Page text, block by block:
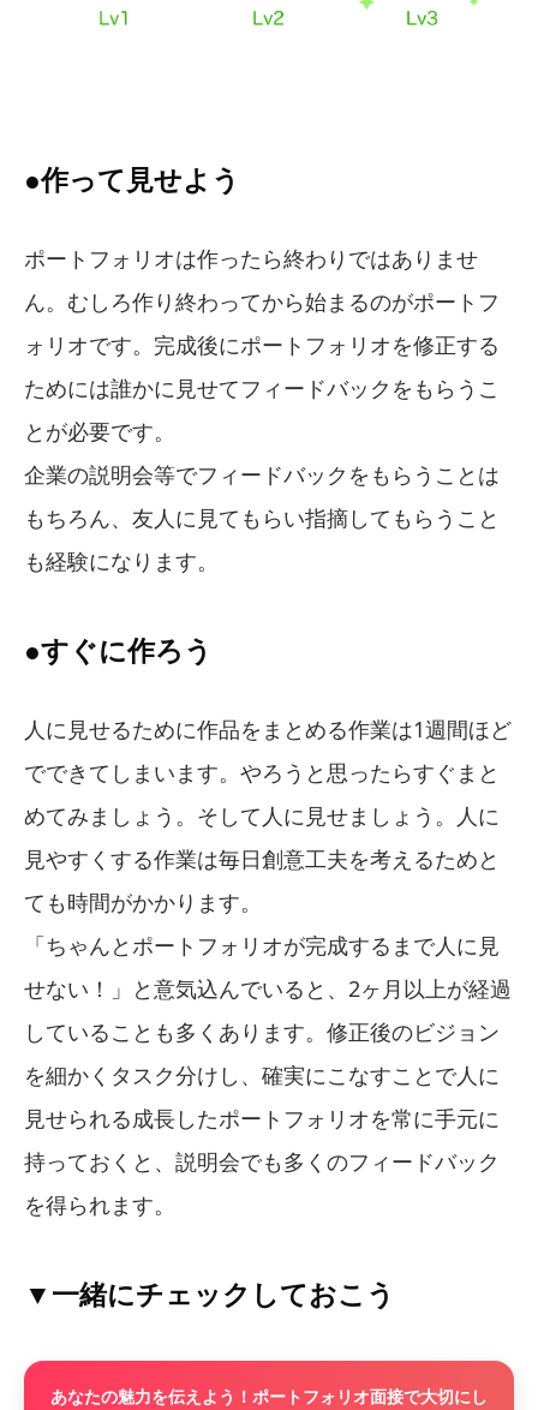
●作って見せよう
ポートフォリオは作ったら終わりではありませ
ん。むしろ作り終わってから始まるのがポートフ
ォリオです。完成後にポートフォリオを修正する
ためには誰かに見せてフィードバックをもらうこ
とが必要です。
企業の説明会等でフィードバックをもらうことは
もちろん、友人に見てもらい指摘してもらうこと
も経験になります。
●すぐに作ろう
人に見せるために作品をまとめる作業は1週間ほど
でできてしまいます。やろうと思ったらすぐまと
めてみましょう。そして人に見せましょう。人に
見やすくする作業は毎日創意工夫を考えるためと
ても時間がかかります。
「ちゃんとポートフォリオが完成するまで人に見
せない！」と意気込んでいると、2ヶ月以上が経過
していることも多くあります。修正後のビジョン
を細かくタスク分けし、確実にこなすことで人に
見せられる成長したポートフォリオを常に手元に
持っておくと、説明会でも多くのフィードバック
を得られます。
▼一緒にチェックしておこう
あなたの魅力を伝えよう！ポートフォリオ面接で大切にし